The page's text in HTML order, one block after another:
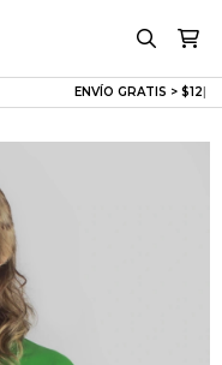
ENVÍO GRATIS >|